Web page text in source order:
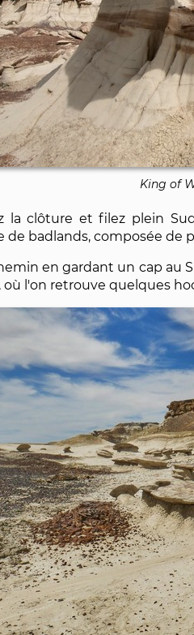
King of
la clôture et filez plein
de badlands, composée de
en gardant un cap au
où l'on retrouve quelques